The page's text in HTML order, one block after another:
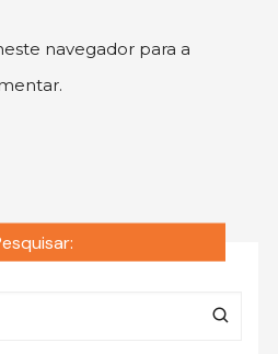
navegador para a